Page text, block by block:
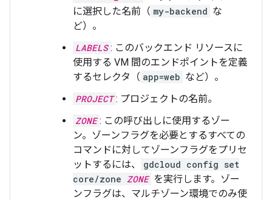
に選択した名前（ my-backend な
ど）。
LABELS : このバックエンド リソースに
使用する VM 間のエンドポイントを定義
するセレクタ（ app=web など）。
PROJECT : プロジェクトの名前。
ZONE : この呼び出しに使用するゾー
ン。ゾーンフラグを必要とするすべての
コマンドに対してゾーンフラグをプリセ
ットするには、
gdcloud config set
core/zone ZONE を実行します。ゾー
ンフラグは、マルチゾーン環境でのみ使